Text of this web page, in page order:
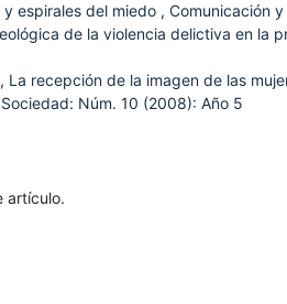
espirales del miedo , Comunicación
de la violencia delictiva en la
La recepción de la imagen de las
Núm. 10 (2008): Año 5
artículo.